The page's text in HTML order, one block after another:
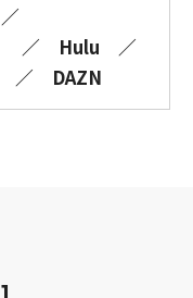
／
／ Hulu
／
／ DAZN